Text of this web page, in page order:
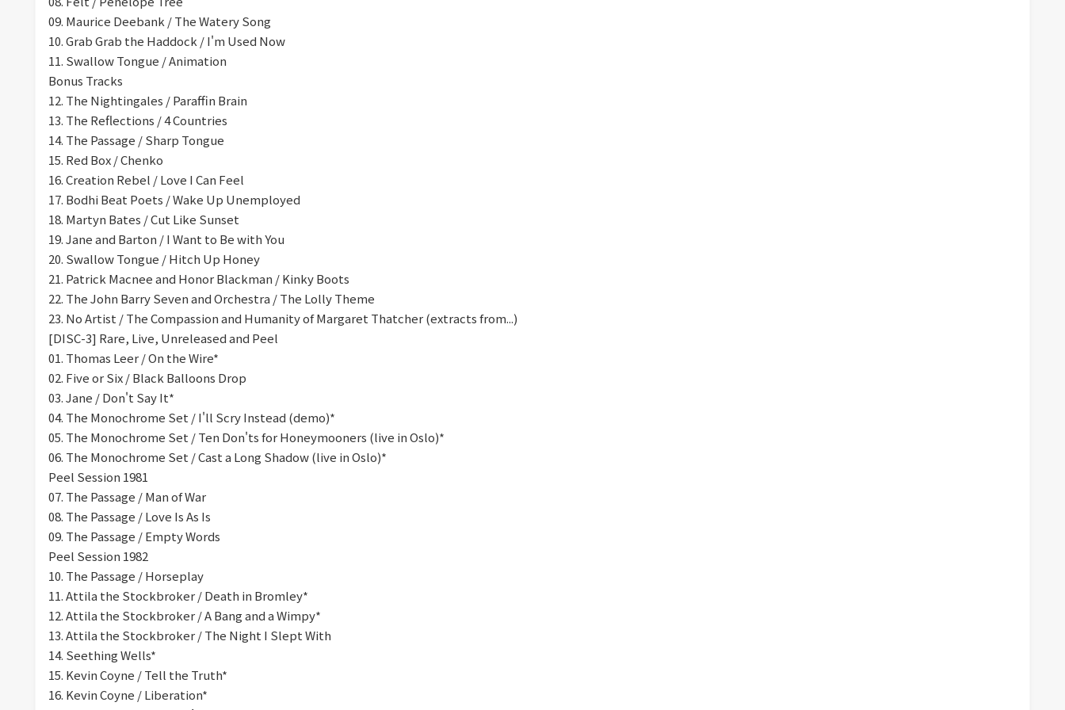
09. Maurice Deebank / The Watery Song
10. Grab Grab the Haddock / I'm Used Now
11. Swallow Tongue / Animation
Bonus Tracks
12. The Nightingales / Paraffin Brain
13. The Reflections / 4 Countries
14. The Passage / Sharp Tongue
15. Red Box / Chenko
16. Creation Rebel / Love I Can Feel
17. Bodhi Beat Poets / Wake Up Unemployed
18. Martyn Bates / Cut Like Sunset
19. Jane and Barton / I Want to Be with You
20. Swallow Tongue / Hitch Up Honey
21. Patrick Macnee and Honor Blackman / Kinky Boots
22. The John Barry Seven and Orchestra / The Lolly Theme
23. No Artist / The Compassion and Humanity of Margaret Thatcher (extracts from...)
[DISC-3] Rare, Live, Unreleased and Peel
01. Thomas Leer / On the Wire*
02. Five or Six / Black Balloons Drop
03. Jane / Don't Say It*
04. The Monochrome Set / I'll Scry Instead (demo)*
05. The Monochrome Set / Ten Don'ts for Honeymooners (live in Oslo)*
06. The Monochrome Set / Cast a Long Shadow (live in Oslo)*
Peel Session 1981
07. The Passage / Man of War
08. The Passage / Love Is As Is
09. The Passage / Empty Words
Peel Session 1982
10. The Passage / Horseplay
11. Attila the Stockbroker / Death in Bromley*
12. Attila the Stockbroker / A Bang and a Wimpy*
13. Attila the Stockbroker / The Night I Slept With
14. Seething Wells*
15. Kevin Coyne / Tell the Truth*
16. Kevin Coyne / Liberation*